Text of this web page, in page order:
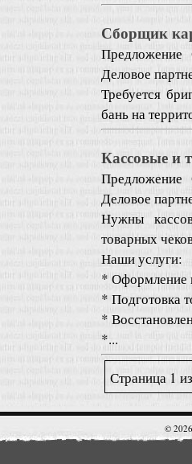
Сборщик
Предложение
Деловое
Требуется
бань на
Кассовые и
Предложение
Деловое
Нужны
товарных
Наши услуги:
* Оформление
* Подготовка
*
*...
Страница 1
©